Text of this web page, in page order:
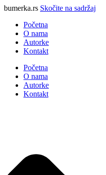
bumerka.rs Skočite na sadržaj
Početna
O nama
Autorke
Kontakt
Početna
O nama
Autorke
Kontakt